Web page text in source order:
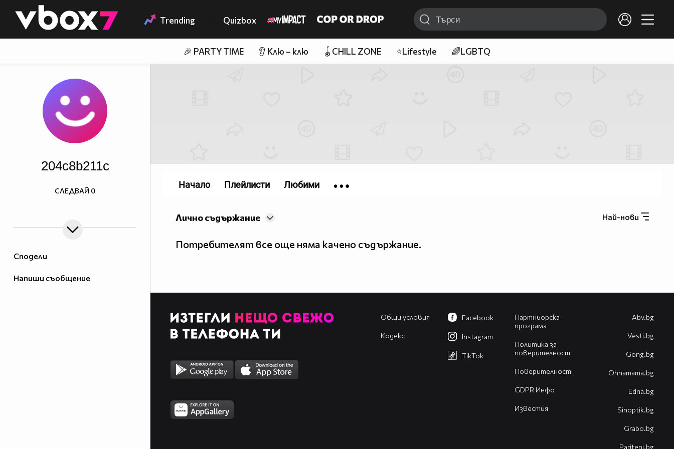
👾 Trending Quizbox
🎉 PARTY TIME 👂 Клю – клю 🪀CHILL ZONE ⭐Lifestyle 🌈LGBTQ
Сподели
Напиши съобщение
204c8b211c
СЛЕДВАЙ 0
Най-нови
Лично съдържание
Потребителят все още няма качено съдържание.
Начало Плейлисти Любими
Общи условия
Кодекс
Партньорска
програма
Политика за
поверителност
Поверителност
GDPR Инфо
Известия
Facebook
Instagram
TikTok
Abv.bg
Vesti.bg
Gong.bg
Оhnamama.bg
Edna.bg
Sinoptik.bg
Grabo.bg
Pariteni.bg